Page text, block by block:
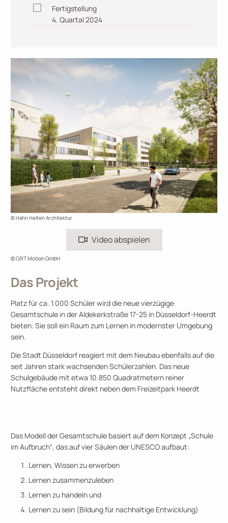
Fertigstellung
4. Quartal 2024
© Hahn Helten Architektur
Video abspielen
© ORT Motion GmbH
Das Projekt
Platz für ca. 1.000 Schüler wird die neue vierzügige
Gesamtschule in der Aldekerkstraße 17-25 in Düsseldorf-Heerdt
bieten. Sie soll ein Raum zum Lernen in modernster Umgebung
sein.
Die Stadt Düsseldorf reagiert mit dem Neubau ebenfalls auf die
seit Jahren stark wachsenden Schülerzahlen. Das neue
Schulgebäude mit etwa 10.850 Quadratmetern reiner
Nutzfläche entsteht direkt neben dem Freizeitpark Heerdt
Das Modell der Gesamtschule basiert auf dem Konzept „Schule
im Aufbruch“, das auf vier Säulen der UNESCO aufbaut:
Lernen, Wissen zu erwerben
Lernen zusammenzuleben
Lernen zu handeln und
Lernen zu sein (Bildung für nachhaltige Entwicklung)